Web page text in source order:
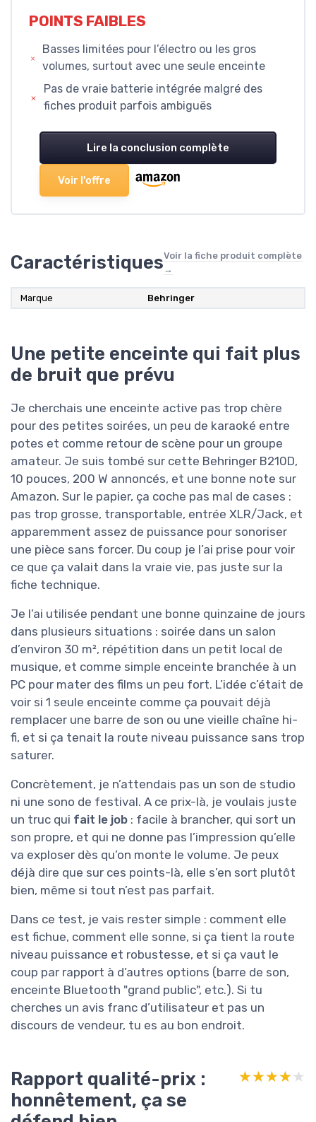
POINTS FAIBLES
Basses limitées pour l’électro ou les gros
volumes, surtout avec une seule enceinte
Pas de vraie batterie intégrée malgré des
fiches produit parfois ambiguës
Lire la conclusion complète
Voir l'offre
CaractéristiquesVoir la fiche produit complète
→
Marque Behringer
Une petite enceinte qui fait plus
de bruit que prévu
Je cherchais une enceinte active pas trop chère
pour des petites soirées, un peu de karaoké entre
potes et comme retour de scène pour un groupe
amateur. Je suis tombé sur cette Behringer B210D,
10 pouces, 200 W annoncés, et une bonne note sur
Amazon. Sur le papier, ça coche pas mal de cases :
pas trop grosse, transportable, entrée XLR/Jack, et
apparemment assez de puissance pour sonoriser
une pièce sans forcer. Du coup je l’ai prise pour voir
ce que ça valait dans la vraie vie, pas juste sur la
fiche technique.
Je l’ai utilisée pendant une bonne quinzaine de jours
dans plusieurs situations : soirée dans un salon
d’environ 30 m², répétition dans un petit local de
musique, et comme simple enceinte branchée à un
PC pour mater des films un peu fort. L’idée c’était de
voir si 1 seule enceinte comme ça pouvait déjà
remplacer une barre de son ou une vieille chaîne hi-
fi, et si ça tenait la route niveau puissance sans trop
saturer.
Concrètement, je n’attendais pas un son de studio
ni une sono de festival. A ce prix-là, je voulais juste
un truc qui fait le job : facile à brancher, qui sort un
son propre, et qui ne donne pas l’impression qu’elle
va exploser dès qu’on monte le volume. Je peux
déjà dire que sur ces points-là, elle s’en sort plutôt
bien, même si tout n’est pas parfait.
Dans ce test, je vais rester simple : comment elle
est fichue, comment elle sonne, si ça tient la route
niveau puissance et robustesse, et si ça vaut le
coup par rapport à d’autres options (barre de son,
enceinte Bluetooth "grand public", etc.). Si tu
cherches un avis franc d’utilisateur et pas un
discours de vendeur, tu es au bon endroit.
Rapport qualité-prix :
honnêtement, ça se
★★★★★
★★★★★